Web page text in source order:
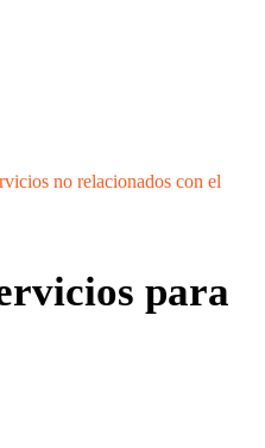
no relacionados con el
para